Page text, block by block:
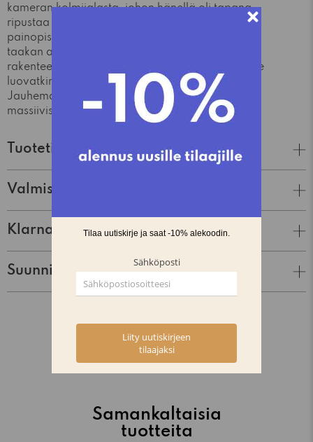
kameran kolmijalasta, johon hänellä oli tapana
ripustaa takkinsa toimistollaan. Kun naulakon
painopiste on alhaalla, se ei kaadu suurenkaan
taakan alla. Artek Kiila -sarjan naulakoiden
rakenteet ovat jätetty tarkoituksella näkyviin ja ne
luovatkin osansa tuotteiden ulkonäköön.
Jauhemaalatut metalliosat korostavat kauniisti
massiivisaarnijalkoja.
Tuotetiedot
Valmistaja
Klarna Lasku & Tili
Suunnittelija
Samankaltaisia
tuotteita